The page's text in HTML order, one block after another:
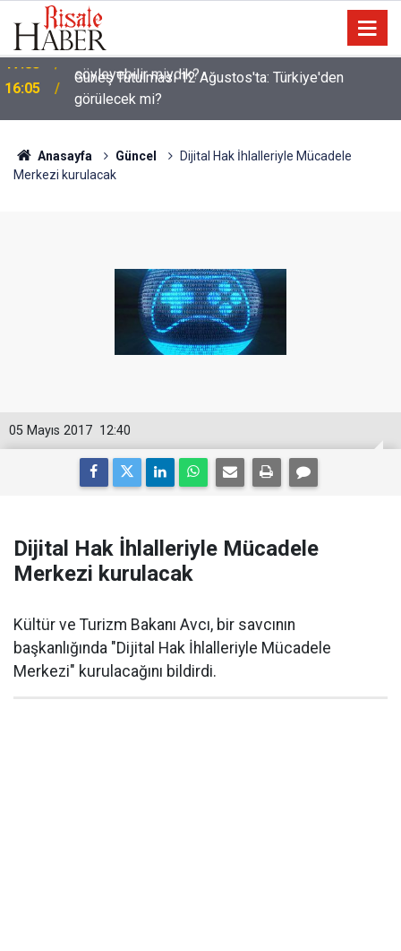
16:05
Güneş Tutulması 12 Ağustos'ta: Türkiye'den
görülecek mi?
Anasayfa Güncel
Dijital Hak İhlalleriyle Mücadele
Merkezi kurulacak
12:40
05 Mayıs 2017
Dijital Hak İhlalleriyle Mücadele
Merkezi kurulacak
Kültür ve Turizm Bakanı Avcı, bir savcının
başkanlığında "Dijital Hak İhlalleriyle Mücadele
Merkezi" kurulacağını bildirdi.